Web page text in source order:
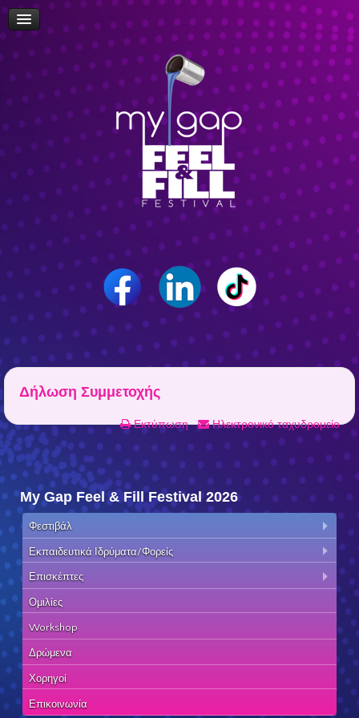
Πρόσβαση
Δώρα-Διαγωνισμοί
Δήλωση Συμμετοχής Επισκεπτών
Επίσκεψη Σχολείων/Σχολών
Ομιλίες
Workshop
Δρώμενα
Επικοινωνία
Career Path Youth
Δήλωση Συμμετοχής
Εκτύπωση Ηλεκτρονικό ταχυδρομείο
My Gap Feel & Fill Festival 2026
Φεστιβάλ
Εκπαιδευτικά Ιδρύματα/Φορείς
Επισκέπτες
Ομιλίες
Workshop
Δρώμενα
Χορηγοί
Επικοινωνία